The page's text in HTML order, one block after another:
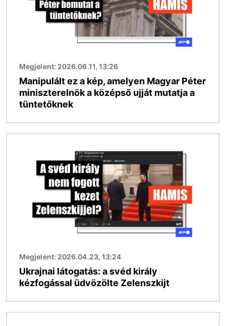
Megjelent: 2026.06.11, 13:26
Manipulált ez a kép, amelyen Magyar Péter
miniszterelnök a középső ujját mutatja a
tüntetőknek
Megjelent: 2026.04.23, 13:24
Ukrajnai látogatás: a svéd király
kézfogással üdvözölte Zelenszkijt